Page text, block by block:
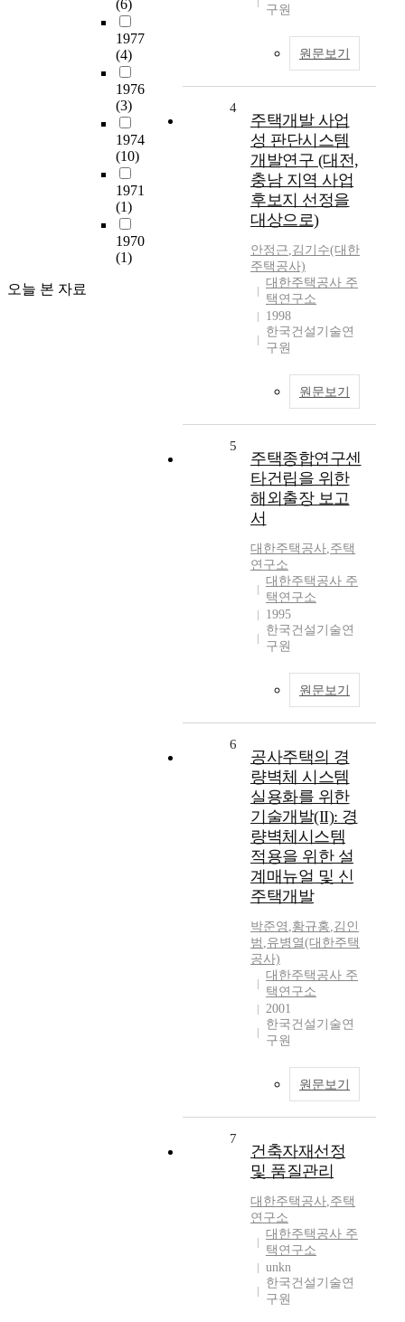
(6)
1977
(4)
1976
(3)
1974
(10)
1971
(1)
1970
(1)
오늘 본 자료
구원
원문보기
4
주택개발 사업
성 판단시스템
개발연구 (대전,
충남 지역 사업
후보지 선정을
대상으로)
안정근,김기수(대한
주택공사)
대한주택공사 주
택연구소
1998
한국건설기술연
구원
원문보기
5
주택종합연구센
타건립을 위한
해외출장 보고
서
대한주택공사,주택
연구소
대한주택공사 주
택연구소
1995
한국건설기술연
구원
원문보기
6
공사주택의 경
량벽체 시스템
실용화를 위한
기술개발(II): 경
량벽체시스템
적용을 위한 설
계매뉴얼 및 신
주택개발
박준영 ,황규홍,김인
범 ,유병열(대한주택
공사)
대한주택공사 주
택연구소
2001
한국건설기술연
구원
원문보기
7
건축자재선정
및 품질관리
대한주택공사,주택
연구소
대한주택공사 주
택연구소
unkn
한국건설기술연
구원